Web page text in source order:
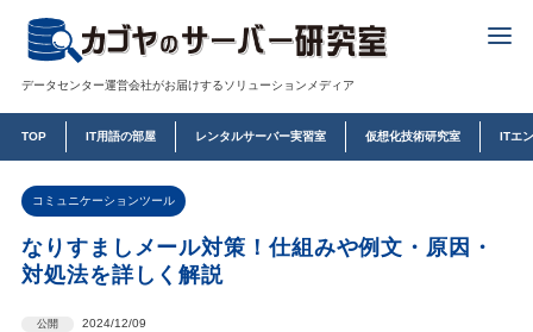
データセンター運営会社がお届けするソリューションメディア
TOP IT用語の部屋 レンタルサーバー実習室 仮想化技術研究室 ITエ
コミュニケーションツール
なりすましメール対策！仕組みや例文・原因・
対処法を詳しく解説
公開 2024/12/09